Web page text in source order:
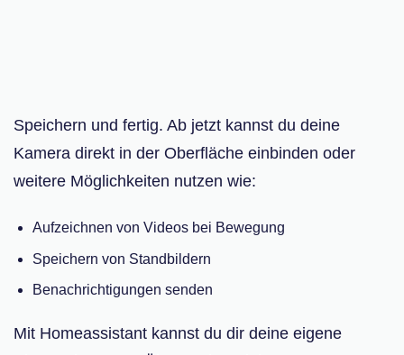
Speichern und fertig. Ab jetzt kannst du deine
Kamera direkt in der Oberfläche einbinden oder
weitere Möglichkeiten nutzen wie:
Aufzeichnen von Videos bei Bewegung
Speichern von Standbildern
Benachrichtigungen senden
Mit Homeassistant kannst du dir deine eigene